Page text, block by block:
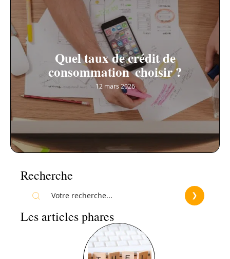
Quel taux de crédit de
consommation choisir ?
12 mars 2026
Recherche
Les articles phares